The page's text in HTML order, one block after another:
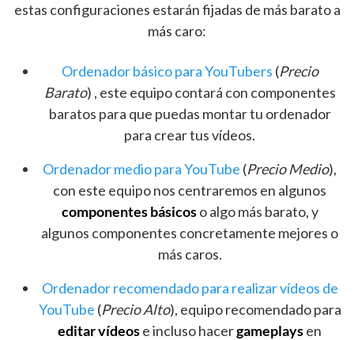
estas configuraciones estarán fijadas de más barato a
más caro:
Ordenador básico para YouTubers (Precio
Barato) , este equipo contará con componentes
baratos para que puedas montar tu ordenador
para crear tus vídeos.
Ordenador medio para YouTube (Precio Medio),
con este equipo nos centraremos en algunos
componentes básicoso algo más barato, y
algunos componentes concretamente mejores o
más caros.
Ordenador recomendado para realizar vídeos de
YouTube (Precio Alto), equipo recomendado para
editar vídeose incluso hacergameplaysen